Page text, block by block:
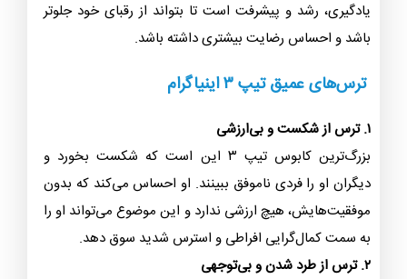
یادگیری، رشد و پیشرفت است تا بتواند از رقبای خود جلوتر
باشد و احساس رضایت بیشتری داشته باشد.
ترس‌های عمیق تیپ ۳ اینیاگرام
۱. ترس از شکست و بی‌ارزشی
بزرگ‌ترین کابوس تیپ ۳ این است که شکست بخورد و
دیگران او را فردی ناموفق ببینند. او احساس می‌کند که بدون
موفقیت‌هایش، هیچ ارزشی ندارد و این موضوع می‌تواند او را
به سمت کمال‌گرایی افراطی و استرس شدید سوق دهد.
۲. ترس از طرد شدن و بی‌توجهی